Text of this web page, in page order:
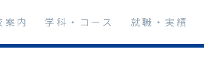
案内 学科・コース 就職・実績